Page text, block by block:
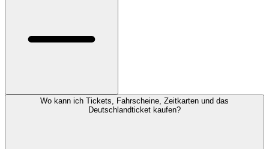
Wo kann ich Tickets, Fahrscheine, Zeitkarten und das
Deutschlandticket kaufen?